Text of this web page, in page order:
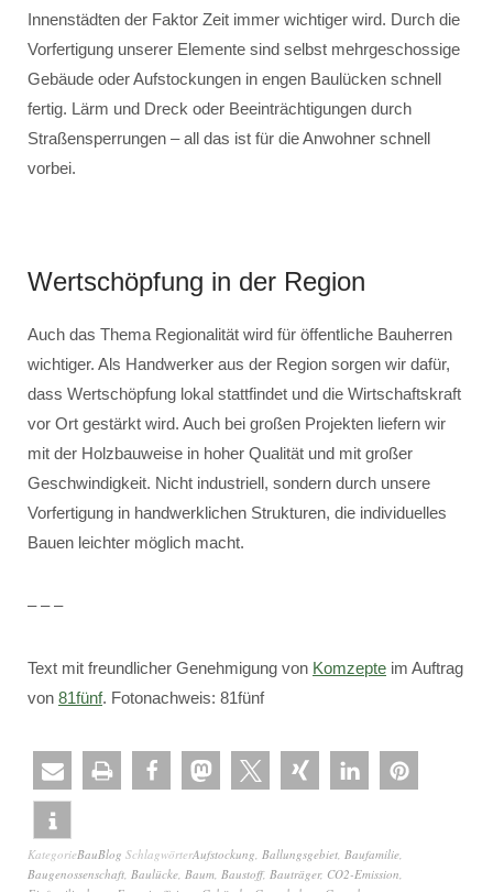
Innenstädten der Faktor Zeit immer wichtiger wird. Durch die
Vorfertigung unserer Elemente sind selbst mehrgeschossige
Gebäude oder Aufstockungen in engen Baulücken schnell
fertig. Lärm und Dreck oder Beeinträchtigungen durch
Straßensperrungen – all das ist für die Anwohner schnell
vorbei.
Wertschöpfung in der Region
Auch das Thema Regionalität wird für öffentliche Bauherren
wichtiger. Als Handwerker aus der Region sorgen wir dafür,
dass Wertschöpfung lokal stattfindet und die Wirtschaftskraft
vor Ort gestärkt wird. Auch bei großen Projekten liefern wir
mit der Holzbauweise in hoher Qualität und mit großer
Geschwindigkeit. Nicht industriell, sondern durch unsere
Vorfertigung in handwerklichen Strukturen, die individuelles
Bauen leichter möglich macht.
– – –
Text mit freundlicher Genehmigung von Komzepte im Auftrag
von 81fünf. Fotonachweis: 81fünf
KategorieBauBlog SchlagwörterAufstockung, Ballungsgebiet, Baufamilie,
Baugenossenschaft, Baulücke, Baum, Baustoff, Bauträger, CO2-Emission,